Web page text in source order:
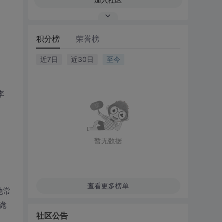
常
积分榜 荣誉榜
近7日 近30日 至今
暂无数据
查看更多榜单
社区公告